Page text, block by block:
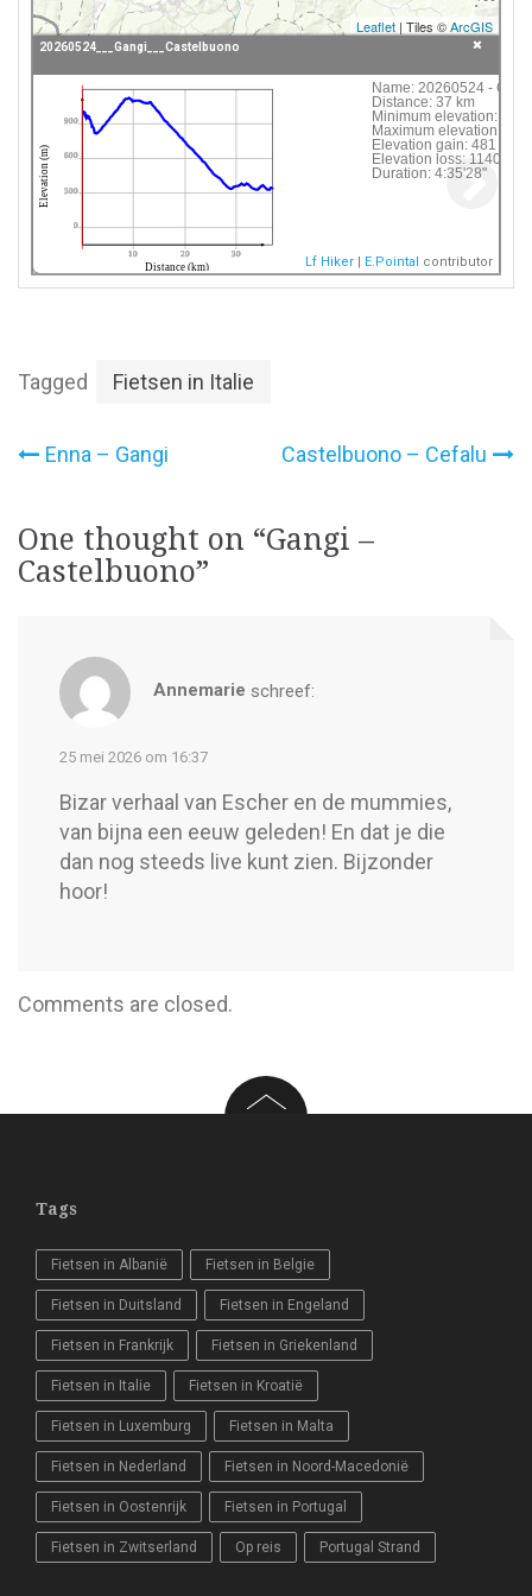
Leaflet | Tiles ©ArcGIS
 20260524___Gangi___Castelbuono
0
300
600
900
10 20 30
Distance (km)
Elevation (m)
Name: 20260524 -
Distance: 37 km
Minimum elevation:
Maximum elevation:
Elevation gain: 481 m
Elevation loss: 1140 m
Duration: 4:35'28"
20260524___Gangi___Castelbuono
Click following button or element on the map to
see information about it.
Lf Hiker | E.Pointal contributor
Tagged Fietsen in Italie
Bericht
navigatie
Enna – Gangi Castelbuono – Cefalu
One thought on “Gangi –
Castelbuono”
Annemarie schreef:
25 mei 2026 om 16:37
Bizar verhaal van Escher en de mummies,
van bijna een eeuw geleden! En dat je die
dan nog steeds live kunt zien. Bijzonder
hoor!
Comments are closed.
Tags
Fietsen in Albanië Fietsen in Belgie
Fietsen in Duitsland Fietsen in Engeland
Fietsen in Frankrijk Fietsen in Griekenland
Fietsen in Italie Fietsen in Kroatië
Fietsen in Luxemburg Fietsen in Malta
Fietsen in Nederland Fietsen in Noord-Macedonië
Fietsen in Oostenrijk Fietsen in Portugal
Fietsen in Zwitserland Op reis Portugal Strand